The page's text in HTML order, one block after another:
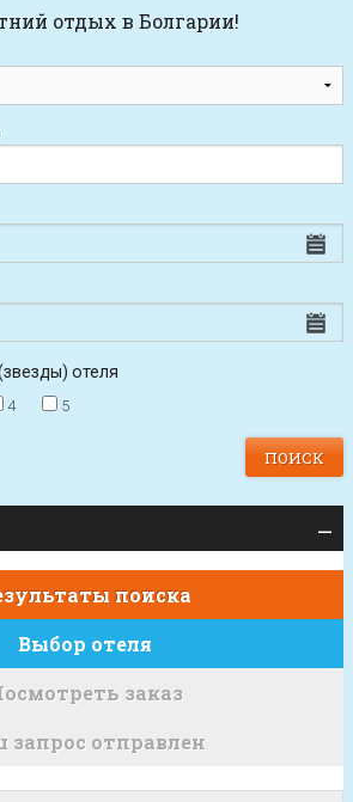
отдых в Болгарии!
отеля
4 5
поиска
Выбор отеля
заказ
запрос отправлен